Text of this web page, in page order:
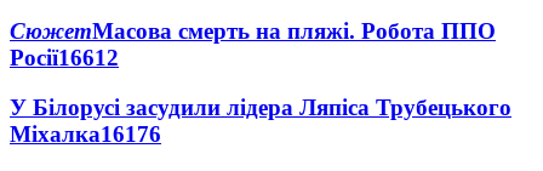
СюжетМасова смерть на пляжі. Робота ППО
Росії16612
У Білорусі засудили лідера Ляпіса Трубецького
Міхалка16176